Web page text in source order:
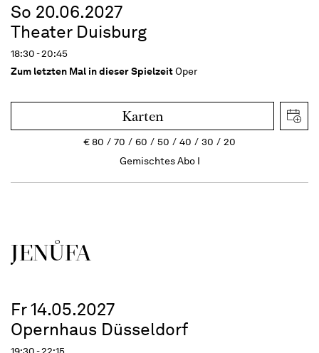
So 20.06.2027
Theater Duisburg
18:30 - 20:45
Zum letzten Mal in dieser SpielzeitOper
Karten
€80 70 60 50 40 30
20
Gemischtes Abo I
JENŮFA
Fr 14.05.2027
Opernhaus Düsseldorf